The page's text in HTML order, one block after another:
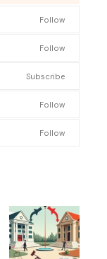
Follow
Follow
Subscribe
Follow
Follow